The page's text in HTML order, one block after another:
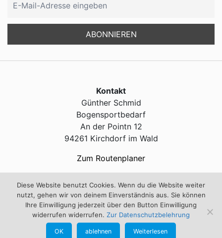
Kontakt
Günther Schmid
Bogensportbedarf
An der Pointn 12
94261 Kirchdorf im Wald
Zum Routenplaner
Service
Kontakt
Impressum
Diese Website benutzt Cookies. Wenn du die Website weiter
nutzt, gehen wir von deinem Einverständnis aus. Sie können
Ihre Einwilligung jederzeit über den Button Einwilligung
widerrufen widerrufen. Zur Datenschutzbelehrung
OK ablehnen Weiterlesen